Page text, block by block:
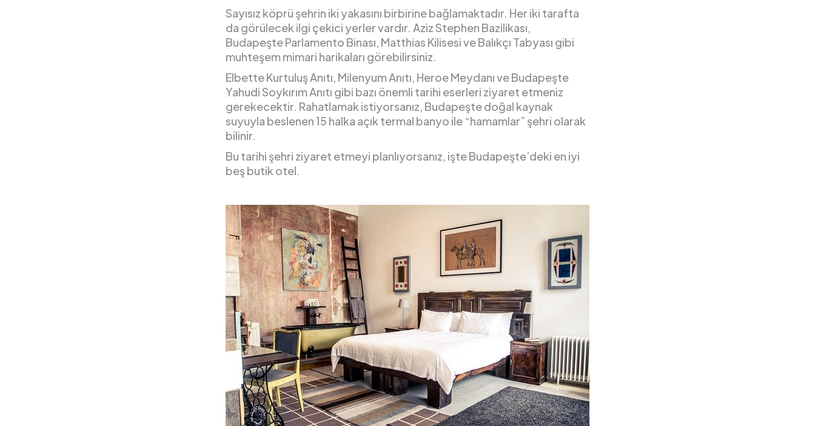
Sayısız köprü şehrin iki yakasını birbirine bağlamaktadır. Her iki tarafta
da görülecek ilgi çekici yerler vardır. Aziz Stephen Bazilikası,
Budapeşte Parlamento Binası, Matthias Kilisesi ve Balıkçı Tabyası gibi
muhteşem mimari harikaları görebilirsiniz.
Elbette Kurtuluş Anıtı, Milenyum Anıtı, Heroe Meydanı ve Budapeşte
Yahudi Soykırım Anıtı gibi bazı önemli tarihi eserleri ziyaret etmeniz
gerekecektir. Rahatlamak istiyorsanız, Budapeşte doğal kaynak
suyuyla beslenen 15 halka açık termal banyo ile “hamamlar” şehri olarak
bilinir.
Bu tarihi şehri ziyaret etmeyi planlıyorsanız, işte Budapeşte’deki en iyi
beş butik otel.